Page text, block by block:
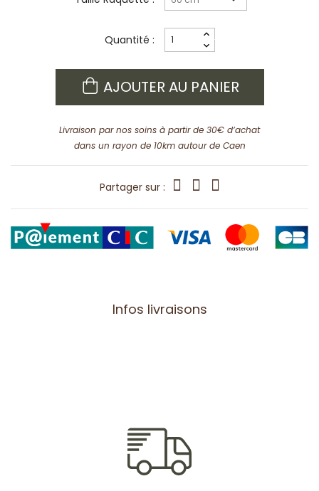
Quantité :
AJOUTER AU PANIER
Livraison par nos soins à partir de 30€ d’achat
dans un rayon de 10km autour de Caen
Partager sur :
Infos livraisons